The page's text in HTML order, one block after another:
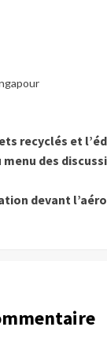
recyclés et
des
devant